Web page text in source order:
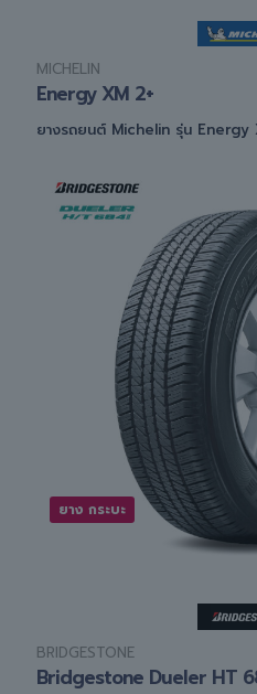
MICHELIN
Energy XM 2+
ยางรถยนต์ Michelin รุ่น Energy
ยาง กระบะ
BRIDGESTONE
Bridgestone Dueler HT